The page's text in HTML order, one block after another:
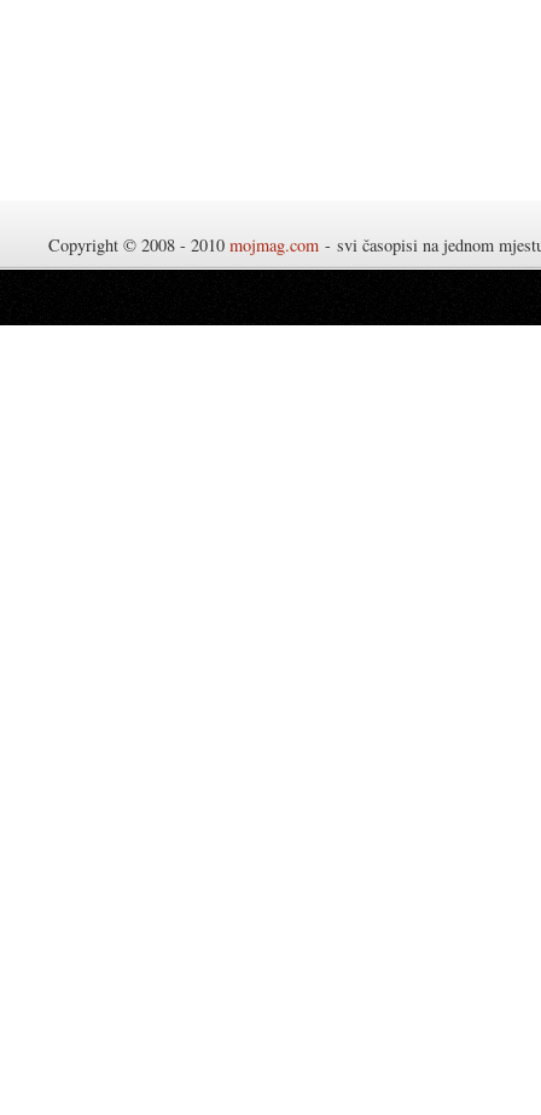
Copyright © 2008 - 2010 mojmag.com - svi časopisi na jednom